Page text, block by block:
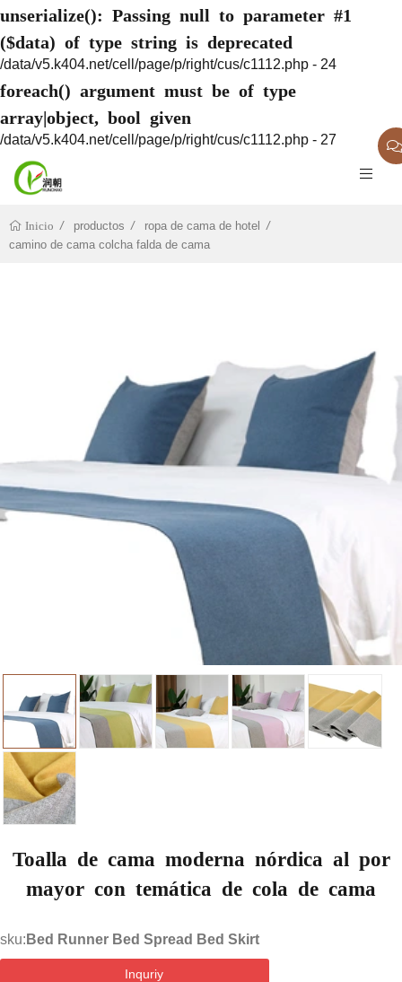
unserialize(): Passing null to parameter #1
($data) of type string is deprecated
/data/v5.k404.net/cell/page/p/right/cus/c1112.php - 24
foreach() argument must be of type
array|object, bool given
/data/v5.k404.net/cell/page/p/right/cus/c1112.php - 27
Inicio productos
ropa de cama de hotel
camino de cama colcha falda de cama
Toalla de cama moderna nórdica al por
mayor con temática de cola de cama
sku: Bed Runner Bed Spread Bed Skirt
Inquriy